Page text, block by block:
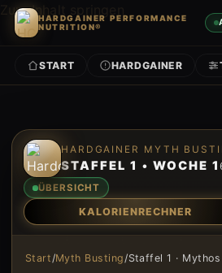
Zum Inhalt springen
HARDGAINER PERFORMANCE
NUTRITION®
START HARDGAINER
HARDGAINER MYTH
STAFFEL 1 • WOCHE 1
ÜBERSICHT
KALORIENRECHNER
Start/Myth Busting/Staffel 1 · Mythos